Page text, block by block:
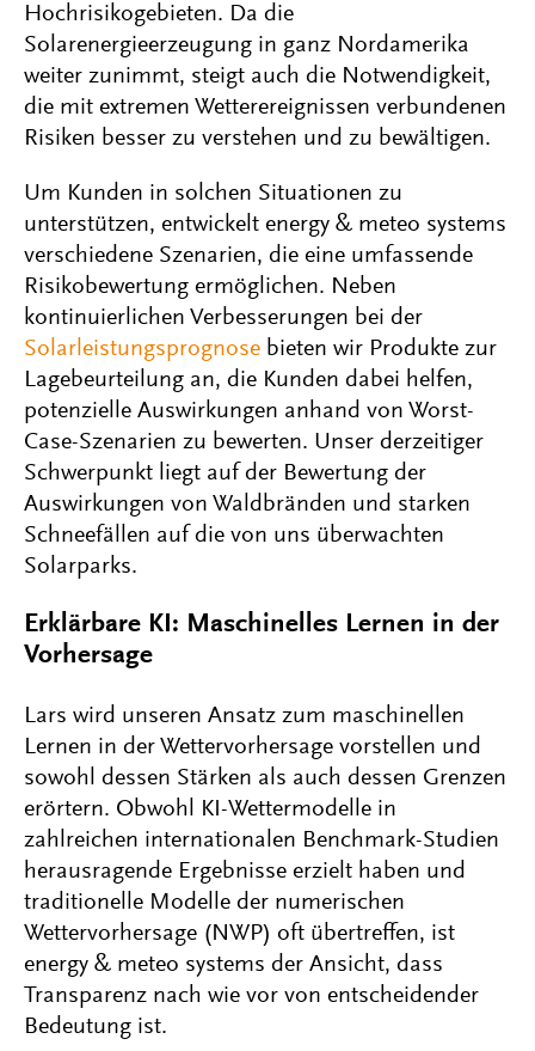
Hochrisikogebieten. Da die
Solarenergieerzeugung in ganz Nordamerika
weiter zunimmt, steigt auch die Notwendigkeit,
die mit extremen Wetterereignissen verbundenen
Risiken besser zu verstehen und zu bewältigen.
Um Kunden in solchen Situationen zu
unterstützen, entwickelt energy & meteo systems
verschiedene Szenarien, die eine umfassende
Risikobewertung ermöglichen. Neben
kontinuierlichen Verbesserungen bei der
Solarleistungsprognose bieten wir Produkte zur
Lagebeurteilung an, die Kunden dabei helfen,
potenzielle Auswirkungen anhand von Worst-
Case-Szenarien zu bewerten. Unser derzeitiger
Schwerpunkt liegt auf der Bewertung der
Auswirkungen von Waldbränden und starken
Schneefällen auf die von uns überwachten
Solarparks.
Erklärbare KI: Maschinelles Lernen in der
Vorhersage
Lars wird unseren Ansatz zum maschinellen
Lernen in der Wettervorhersage vorstellen und
sowohl dessen Stärken als auch dessen Grenzen
erörtern. Obwohl KI-Wettermodelle in
zahlreichen internationalen Benchmark-Studien
herausragende Ergebnisse erzielt haben und
traditionelle Modelle der numerischen
Wettervorhersage (NWP) oft übertreffen, ist
energy & meteo systems der Ansicht, dass
Transparenz nach wie vor von entscheidender
Bedeutung ist.